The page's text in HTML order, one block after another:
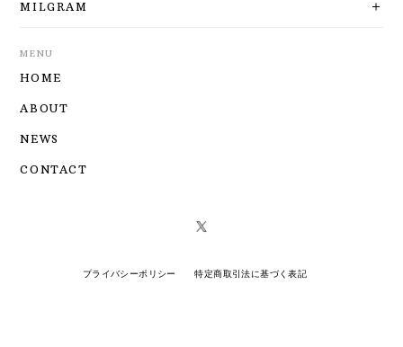
MILGRAM
MENU
HOME
ABOUT
NEWS
CONTACT
プライバシーポリシー 特定商取引法に基づく表記